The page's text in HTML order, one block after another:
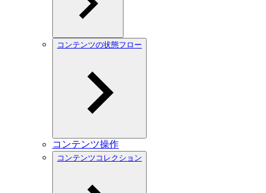
コンテンツの状態フロー
コンテンツ操作
コンテンツコレクション